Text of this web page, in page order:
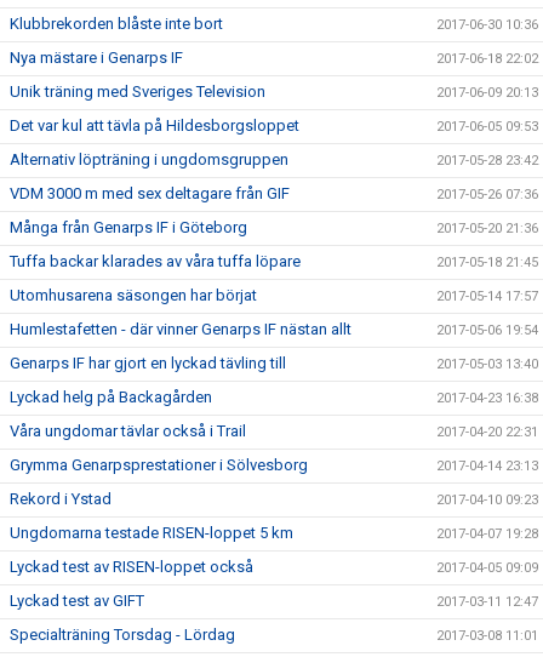
Klubbrekorden blåste inte bort 2017-06-30 10:36
Nya mästare i Genarps IF 2017-06-18 22:02
Unik träning med Sveriges Television 2017-06-09 20:13
Det var kul att tävla på Hildesborgsloppet 2017-06-05 09:53
Alternativ löpträning i ungdomsgruppen 2017-05-28 23:42
VDM 3000 m med sex deltagare från GIF 2017-05-26 07:36
Många från Genarps IF i Göteborg 2017-05-20 21:36
Tuffa backar klarades av våra tuffa löpare 2017-05-18 21:45
Utomhusarena säsongen har börjat 2017-05-14 17:57
Humlestafetten - där vinner Genarps IF nästan allt 2017-05-06 19:54
Genarps IF har gjort en lyckad tävling till 2017-05-03 13:40
Lyckad helg på Backagården 2017-04-23 16:38
Våra ungdomar tävlar också i Trail 2017-04-20 22:31
Grymma Genarpsprestationer i Sölvesborg 2017-04-14 23:13
Rekord i Ystad 2017-04-10 09:23
Ungdomarna testade RISEN-loppet 5 km 2017-04-07 19:28
Lyckad test av RISEN-loppet också 2017-04-05 09:09
Lyckad test av GIFT 2017-03-11 12:47
Specialträning Torsdag - Lördag 2017-03-08 11:01